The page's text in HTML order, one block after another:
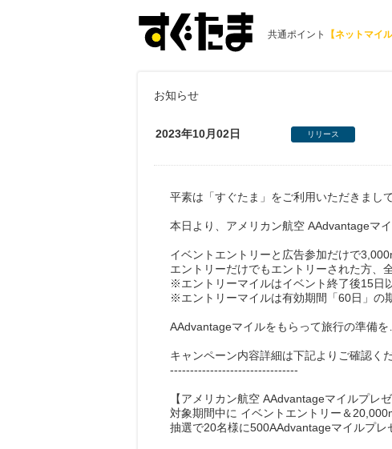
共通ポイント 【ネットマイル
お知らせ
2023年10月02日 リリース
平素は「すぐたま」をご利用いただきまし
本日より、アメリカン航空 AAdvantageマ
イベントエントリーと広告参加だけで
エントリーだけでもエントリーされた方、
※エントリーマイルはイベント終了後15日
※エントリーマイルは有効期間「60日」の
AAdvantageマイルをもらって旅行の準備
キャンペーン内容詳細は下記よりご確認くだ
--------------------------------
【アメリカン航空 AAdvantageマイルプレ
対象期間中に イベントエントリー＆
抽選で20名様に500AAdvantageマイルプレ